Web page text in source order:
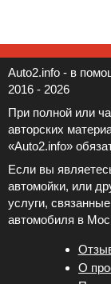
Auto2.info - в
2016 - 2026
При полной или
авторских
«Auto2.info»
Если вы
автомойки, или
услуги,
автомобиля в